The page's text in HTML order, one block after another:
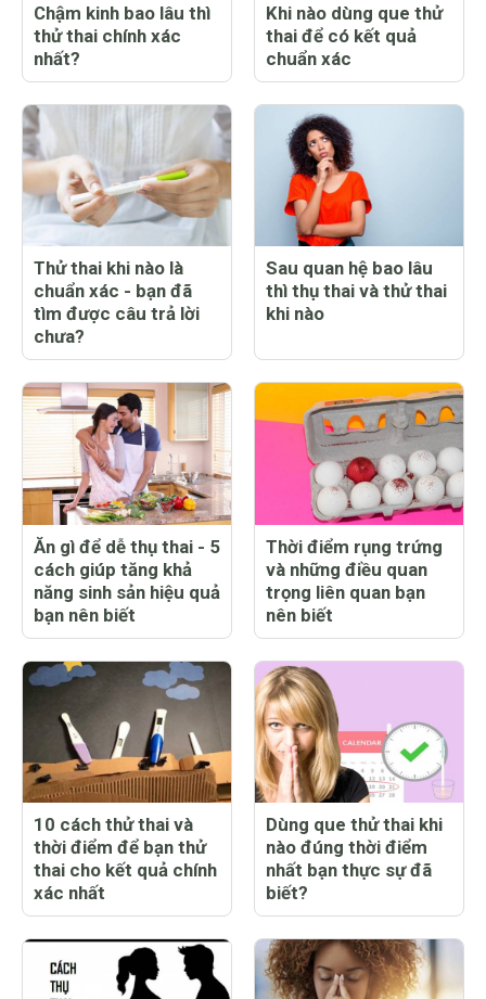
Chậm kinh bao lâu thì
thử thai chính xác
nhất?
Khi nào dùng que thử
thai để có kết quả
chuẩn xác
Thử thai khi nào là
chuẩn xác - bạn đã
tìm được câu trả lời
chưa?
Sau quan hệ bao lâu
thì thụ thai và thử thai
khi nào
Ăn gì để dễ thụ thai - 5
cách giúp tăng khả
năng sinh sản hiệu quả
bạn nên biết
Thời điểm rụng trứng
và những điều quan
trọng liên quan bạn
nên biết
10 cách thử thai và
thời điểm để bạn thử
thai cho kết quả chính
xác nhất
Dùng que thử thai khi
nào đúng thời điểm
nhất bạn thực sự đã
biết?